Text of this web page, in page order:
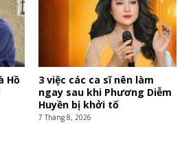
Hồ
3 việc các ca sĩ nên làm
ngay sau khi Phương Diễm
Huyền bị khởi tố
7 Tháng 8, 2026